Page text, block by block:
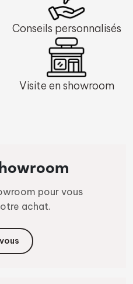
Conseils personnalisés
Visite en showroom
pour vous
achat.